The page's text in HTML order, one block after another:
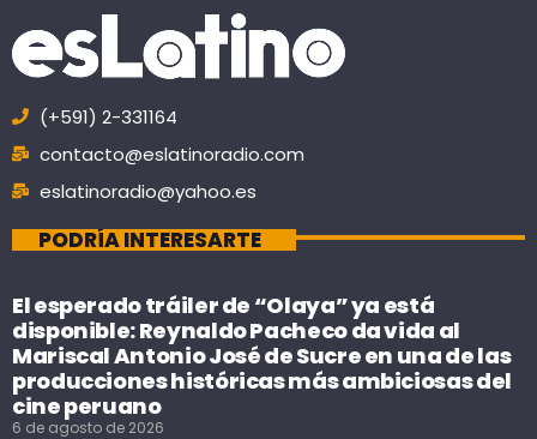
(+591) 2-331164
contacto@eslatinoradio.com
eslatinoradio@yahoo.es
PODRÍA INTERESARTE
El esperado tráiler de “Olaya” ya está
disponible: Reynaldo Pacheco da vida al
Mariscal Antonio José de Sucre en una de las
producciones históricas más ambiciosas del
cine peruano
6 de agosto de 2026